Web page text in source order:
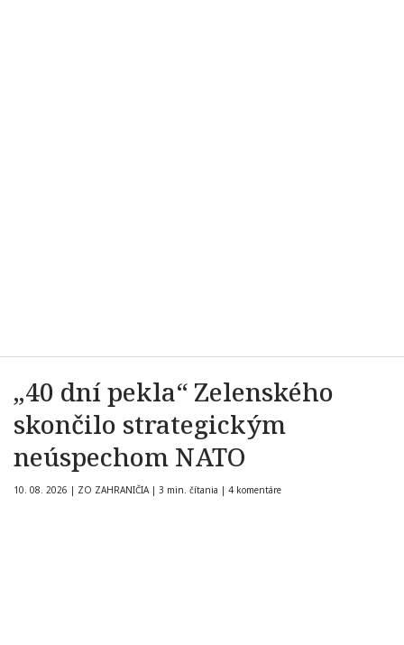
„40 dní pekla“ Zelenského
skončilo strategickým
neúspechom NATO
10. 08. 2026 | ZO ZAHRANIČIA | 3 min. čítania | 4 komentáre